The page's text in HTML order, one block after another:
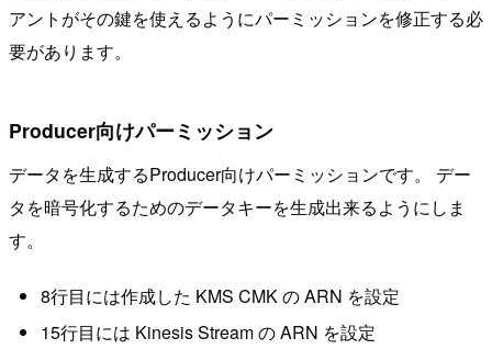
アントがその鍵を使えるようにパーミッションを修正する必
要があります。
Producer向けパーミッション
データを生成するProducer向けパーミッションです。 デー
タを暗号化するためのデータキーを生成出来るようにしま
す。
8行目には作成した KMS CMK の ARN を設定
15行目には Kinesis Stream の ARN を設定